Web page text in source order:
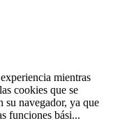
mientras
cookies que se
su navegador, ya que
funciones bási...